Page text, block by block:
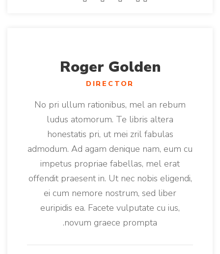
Roger Golden
DIRECTOR
No pri ullum rationibus, mel an rebum
ludus atomorum. Te libris altera
honestatis pri, ut mei zril fabulas
admodum. Ad agam denique nam, eum cu
impetus propriae fabellas, mel erat
offendit praesent in. Ut nec nobis eligendi,
ei cum nemore nostrum, sed liber
euripidis ea. Facete vulputate cu ius,
novum graece prompta.